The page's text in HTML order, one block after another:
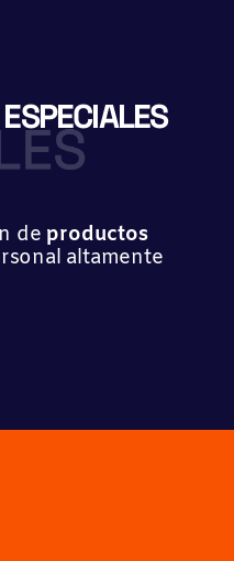
de productos
altamente